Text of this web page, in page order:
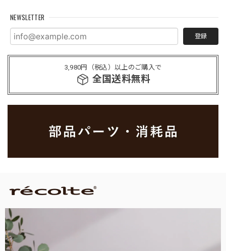
NEWSLETTER
登録
3,980円（税込）以上のご購入で
全国送料無料